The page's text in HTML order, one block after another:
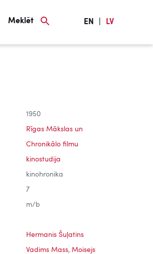
Meklēt EN LV
1950
Rīgas Mākslas un
Chronikālo filmu
kinostudija
kinohronika
7
m/b
Hermanis Šuļatins
Vadims Mass, Moisejs